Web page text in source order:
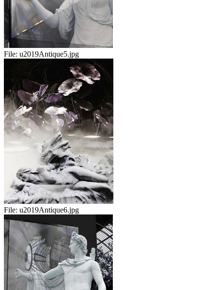
File: u2019Antique5.jpg
File: u2019Antique6.jpg